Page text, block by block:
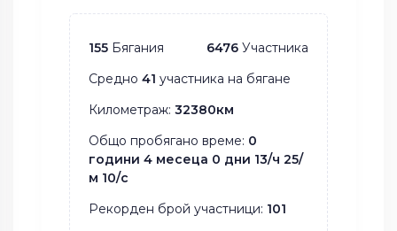
155 Бягания 6476 Участника
Средно 41 участника на бягане
Километраж: 32380км
Общо пробягано време: 0
години 4 месеца 0 дни 13/ч 25/
м 10/с
Рекорден брой участници: 101